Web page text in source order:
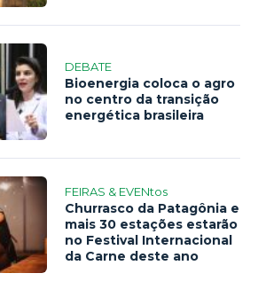
DEBATE
Bioenergia coloca o agro
no centro da transição
energética brasileira
FEIRAS & EVENtos
Churrasco da Patagônia e
mais 30 estações estarão
no Festival Internacional
da Carne deste ano